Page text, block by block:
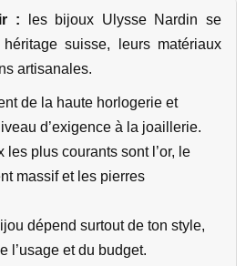
: les bijoux Ulysse Nardin se
suisse, leurs matériaux
artisanales.
de la haute horlogerie et
d’exigence à la joaillerie.
les plus courants sont l’or, le
massif et les pierres
dépend surtout de ton style,
l’usage et du budget.